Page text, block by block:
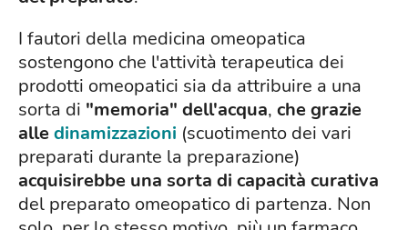
I fautori della medicina omeopatica
sostengono che l'attività terapeutica dei
prodotti omeopatici sia da attribuire a una
sorta di "memoria" dell'acqua, che grazie
alledinamizzazioni (scuotimento dei vari
preparati durante la preparazione)
acquisirebbe una sorta di capacità curativa
del preparato omeopatico di partenza. Non